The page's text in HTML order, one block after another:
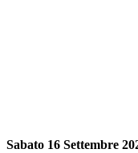
Sabato 16 Settembre